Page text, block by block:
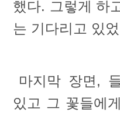
했다. 그렇게 하
는 기다리고 있
마지막 장면,
있고 그 꽃들에